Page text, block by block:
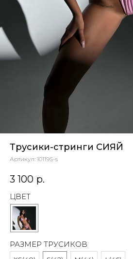
Трусики-стринги СИЯЙ
Артикул: 10119S-s
3 100 р.
ЦВЕТ
РАЗМЕР ТРУСИКОВ